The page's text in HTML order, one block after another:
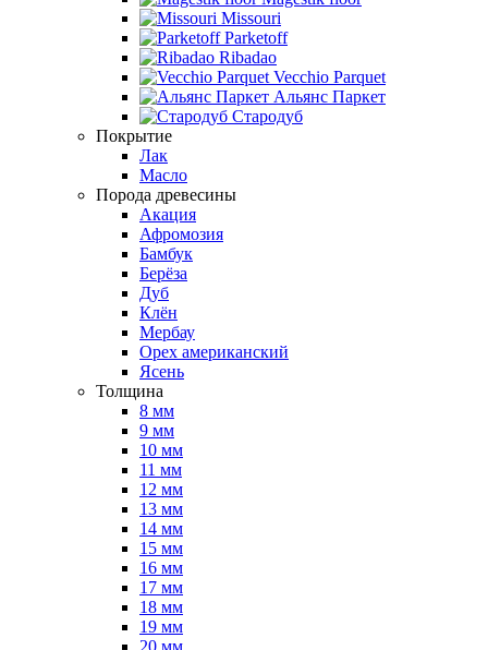
Missouri
Parketoff
Ribadao
Vecchio Parquet
Альянс Паркет
Стародуб
Покрытие
Лак
Масло
Порода древесины
Акация
Афромозия
Бамбук
Берёза
Дуб
Клён
Мербау
Орех американский
Ясень
Толщина
8 мм
9 мм
10 мм
11 мм
12 мм
13 мм
14 мм
15 мм
16 мм
17 мм
18 мм
19 мм
20 мм